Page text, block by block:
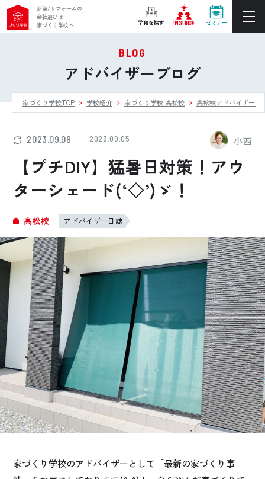
新築/リフォームの
会社選びは
家づくり学校へ
学校を探す 個別相談 セミナー
ぴったりの住宅会社をご提案
個別相談
後悔しない家づくりをレクチャー
セミナーをみる
お近くの学校を探す
ホーム
家づくり学校とは
お悩み・相談事例
よくある質問
ご利用者の声・実例
お役立ち情報
公式SNSをチェック
YOUTUBE Instagram
プライバシーポリシー
BLOG
アドバイザーブログ
家づくり学校TOP 学校紹介 家づくり学校 高松校 高松校アドバイザーブ
2023.09.08 2023.09.05 小西
【プチDIY】猛暑日対策！アウ
ターシェード(‘◇’)ゞ！
高松校 アドバイザー日誌
家づくり学校のアドバイザーとして「最新の家づくり事